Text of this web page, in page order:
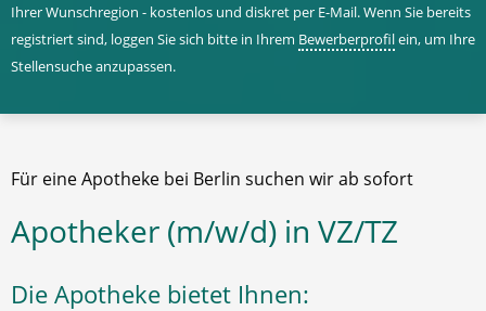
Ihrer Wunschregion - kostenlos und diskret per E-Mail. Wenn Sie bereits
registriert sind, loggen Sie sich bitte in Ihrem Bewerberprofilein, um Ihre
Stellensuche anzupassen.
Für eine Apotheke bei Berlin suchen wir ab sofort
Apotheker (m/w/d) in VZ/TZ
Die Apotheke bietet Ihnen: